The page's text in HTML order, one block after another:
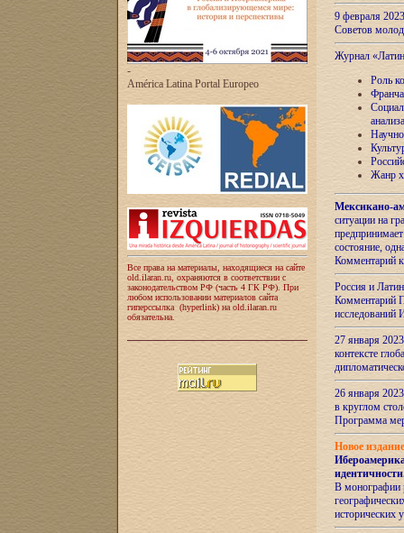
-
América Latina Portal Europeo
Все права на материалы, находящиеся на сайте
old.ilaran.ru, охраняются в соответствии с
законодательством РФ (часть 4 ГК РФ). При
любом использовании материалов сайта
гиперссылка (hyperlink) на old.ilaran.ru
обязательна.
9 февраля
Советов
Журнал
Роль
анализа
Жанр
Мексикано-
ситуации на
состояние,
Комментарий
Россия и
Комментарий
27 января
контексте
26 января
в круглом
Программа
Новое
идентичности
В монографии
исторических